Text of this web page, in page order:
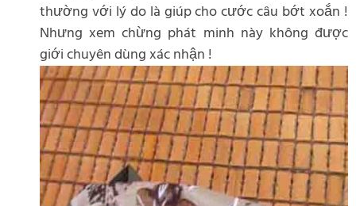
thường với lý do là giúp cho cước câu bớt xoắn !
Nhưng xem chừng phát minh này không được
giới chuyên dùng xác nhận !